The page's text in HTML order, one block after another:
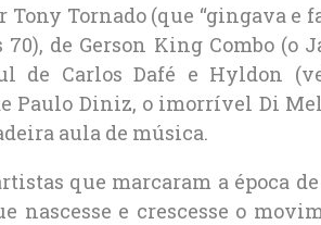
Tony Tornado (que “gingava e
de Gerson King Combo (o
de Carlos Dafé e Hyldon
Paulo Diniz, o imorrível Di
aula de música.
que marcaram a época
nascesse e crescesse o